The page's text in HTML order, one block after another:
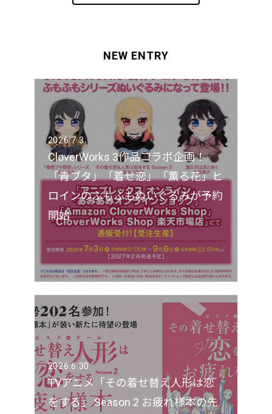
NEW ENTRY
2026.7.3
CloverWorks 3作品コラボ企画！
「青ブタ」「着せ恋」「薫る花」ヒ
ロインのふもふもぬいぐるみが予約
開始
2026.6.30
TVアニメ「その着せ替え人形は恋
をする」 Season 2 お疲れ様本の先